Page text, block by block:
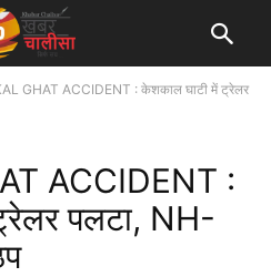
GHAT ACCIDENT : केशकाल घाटी में ट्रेलर
ACCIDENT :
पलटा, NH-